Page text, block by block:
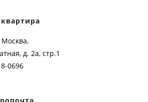
Москва,
д. 2а, стр.1
0696